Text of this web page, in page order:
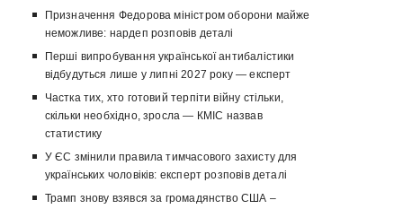
Призначення Федорова міністром оборони майже
неможливе: нардеп розповів деталі
Перші випробування української антибалістики
відбудуться лише у липні 2027 року — експерт
Частка тих, хто готовий терпіти війну стільки,
скільки необхідно, зросла — КМІС назвав
статистику
У ЄС змінили правила тимчасового захисту для
українських чоловіків: експерт розповів деталі
Трамп знову взявся за громадянство США –